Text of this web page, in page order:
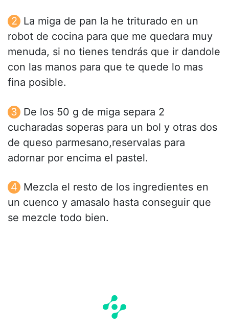
La miga de pan la he triturado en un
robot de cocina para que me quedara muy
menuda, si no tienes tendrás que ir dandole
con las manos para que te quede lo mas
fina posible.
De los 50 g de miga separa 2
cucharadas soperas para un bol y otras dos
de queso parmesano,reservalas para
adornar por encima el pastel.
Mezcla el resto de los ingredientes en
un cuenco y amasalo hasta conseguir que
se mezcle todo bien.